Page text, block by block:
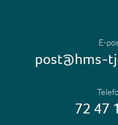
E-
post@hms-
72 47